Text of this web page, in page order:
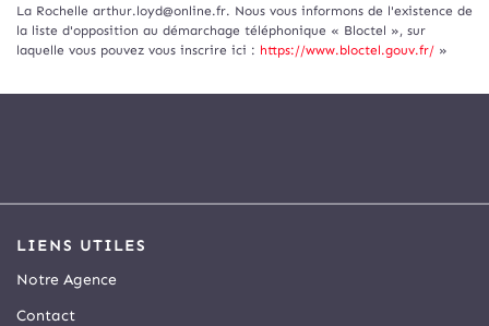
La Rochelle arthur.loyd@online.fr. Nous vous informons de l'existence de
la liste d'opposition au démarchage téléphonique « Bloctel », sur
laquelle vous pouvez vous inscrire ici : https://www.bloctel.gouv.fr/ »
LIENS UTILES
Notre Agence
Contact